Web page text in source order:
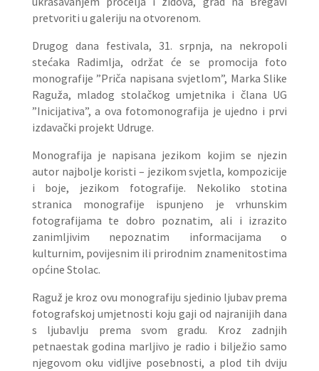
pretvoriti u galeriju na otvorenom.
Drugog dana festivala, 31. srpnja, na nekropoli
stećaka Radimlja, održat će se promocija foto
monografije ”Priča napisana svjetlom”, Marka Slike
Raguža, mladog stolačkog umjetnika i člana UG
”Inicijativa”, a ova fotomonografija je ujedno i prvi
izdavački projekt Udruge.
Monografija je napisana jezikom kojim se njezin
autor najbolje koristi – jezikom svjetla, kompozicije
i boje, jezikom fotografije. Nekoliko stotina
stranica monografije ispunjeno je vrhunskim
fotografijama te dobro poznatim, ali i izrazito
zanimljivim nepoznatim informacijama o
kulturnim, povijesnim ili prirodnim znamenitostima
općine Stolac.
Raguž je kroz ovu monografiju sjedinio ljubav prema
fotografskoj umjetnosti koju gaji od najranijih dana
s ljubavlju prema svom gradu. Kroz zadnjih
petnaestak godina marljivo je radio i bilježio samo
njegovom oku vidljive posebnosti, a plod tih dviju